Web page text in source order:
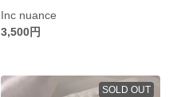
Inc nuance
3,500円
SOLD OUT